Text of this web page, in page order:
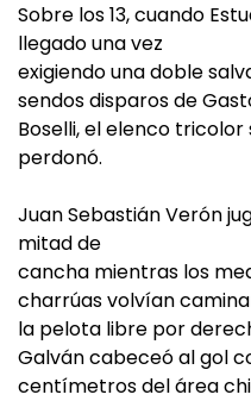
Sobre los 13, cuando
llegado una vez
exigiendo una doble
sendos disparos de
Boselli, el elenco tricolor
perdonó.
Juan Sebastián Verón
mitad de
cancha mientras los
charrúas volvían
la pelota libre por
Galván cabeceó al gol
centímetros del área